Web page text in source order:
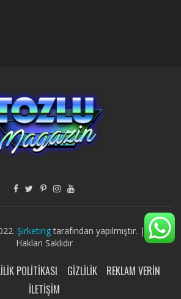
Şirketingtarafından yapılmıştır. | Tüm
Hakları Saklıdır
POLITIKASI GIZLILIK
REKLAM VERIN
İLETIŞIM